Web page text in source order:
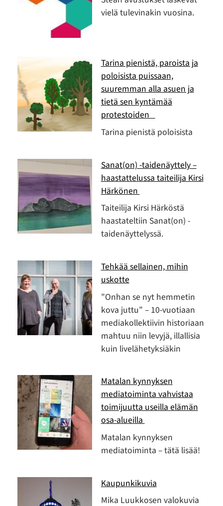
vielä tulevinakin vuosina.
Tarina pienistä, paroista ja
poloisista puissaan,
suuremman alla asuen ja
tietä sen kyntämää
protestoiden
Tarina pienistä poloisista
Sanat(on) -taidenäyttely –
haastattelussa taiteilija Kirsi
Härkönen
Taiteilija Kirsi Härköstä
haastateltiin Sanat(on) -
taidenäyttelyssä.
Tehkää sellainen, mihin
uskotte
”Onhan se nyt hemmetin
kova juttu” – 10-vuotiaan
mediakollektiivin historiaan
mahtuu niin levyjä, illallisia
kuin livelähetyksiäkin
Matalan kynnyksen
mediatoiminta vahvistaa
toimijuutta useilla elämän
osa-alueilla
Matalan kynnyksen
mediatoiminta – tätä lisää!
Kaupunkikuvia
Mika Luukkosen valokuvia